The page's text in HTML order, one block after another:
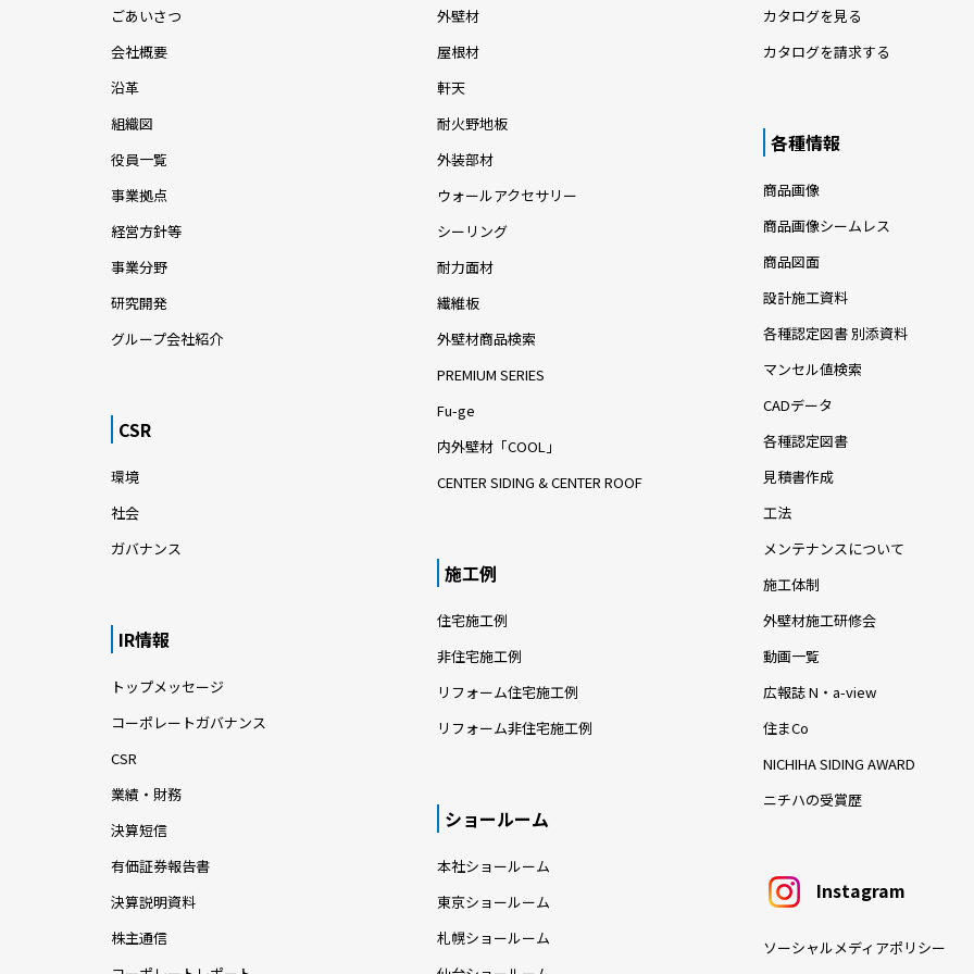
ごあいさつ
会社概要
沿革
組織図
役員一覧
事業拠点
経営方針等
事業分野
研究開発
グループ会社紹介
CSR
環境
社会
ガバナンス
IR情報
トップメッセージ
コーポレートガバナンス
CSR
業績・財務
決算短信
有価証券報告書
決算説明資料
株主通信
外壁材
屋根材
軒天
耐火野地板
外装部材
ウォールアクセサリー
シーリング
耐力面材
繊維板
外壁材商品検索
PREMIUM SERIES
Fu-ge
内外壁材「COOL」
CENTER SIDING & CENTER ROOF
施工例
住宅施工例
非住宅施工例
リフォーム住宅施工例
リフォーム非住宅施工例
ショールーム
本社ショールーム
東京ショールーム
札幌ショールーム
カタログを見る
カタログを請求する
各種情報
商品画像
商品画像シームレス
商品図面
設計施工資料
各種認定図書 別添資料
マンセル値検索
CADデータ
各種認定図書
見積書作成
工法
メンテナンスについて
施工体制
外壁材施工研修会
動画一覧
広報誌 N・a-view
住まCo
NICHIHA SIDING AWARD
ニチハの受賞歴
Instagram
ソーシャルメディアポリシー